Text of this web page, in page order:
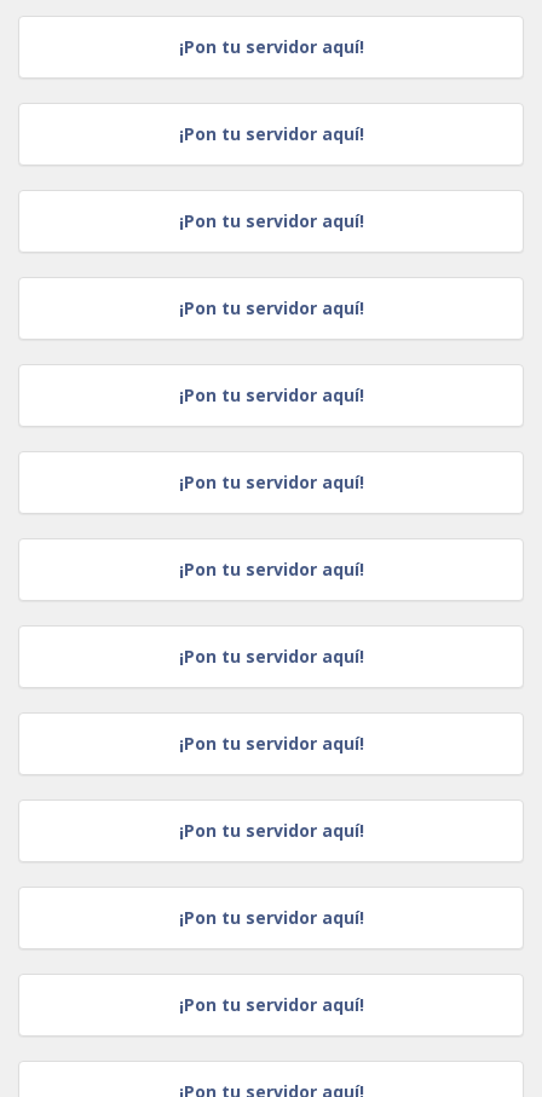
¡Pon tu servidor aquí!
¡Pon tu servidor aquí!
¡Pon tu servidor aquí!
¡Pon tu servidor aquí!
¡Pon tu servidor aquí!
¡Pon tu servidor aquí!
¡Pon tu servidor aquí!
¡Pon tu servidor aquí!
¡Pon tu servidor aquí!
¡Pon tu servidor aquí!
¡Pon tu servidor aquí!
¡Pon tu servidor aquí!
¡Pon tu servidor aquí!